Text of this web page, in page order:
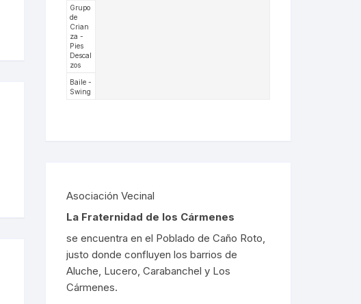
Grupo
de
Crian
za -
Pies
Descal
zos
Baile -
Swing
Asociación Vecinal
La Fraternidad de los Cármenes
se encuentra en el Poblado de Caño Roto,
justo donde confluyen los barrios de
Aluche, Lucero, Carabanchel y Los
Cármenes.